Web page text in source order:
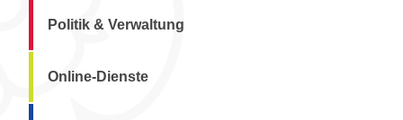
Politik & Verwaltung
Online-Dienste